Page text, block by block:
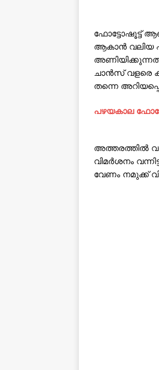
ഫോട്ടോഷൂട്ട്‌
ആകാന്‍ വലിയ
ചാന്‍സ് വളരെ
തന്നെ
പഴയകാല
അത്തരത്തില്‍
വിമര്‍ശനം
വേണം നമുക്ക്